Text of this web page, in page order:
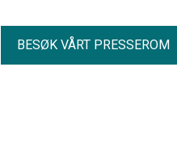
BESØK VÅRT PRESSEROM